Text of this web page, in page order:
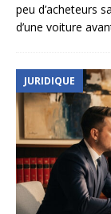
peu d’acheteurs
d’une voiture
JURIDIQUE